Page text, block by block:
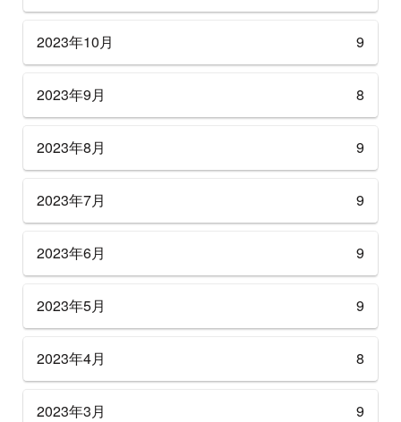
2023年10月 9
2023年9月 8
2023年8月 9
2023年7月 9
2023年6月 9
2023年5月 9
2023年4月 8
2023年3月 9